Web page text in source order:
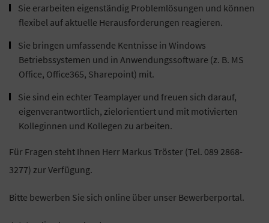
Sie erarbeiten eigenständig Problemlösungen und können
flexibel auf aktuelle Herausforderungen reagieren.
Sie bringen umfassende Kentnisse in Windows
Betriebssystemen und in Anwendungssoftware (z. B. MS
Office, Office365, Sharepoint) mit.
Sie sind ein echter Teamplayer und freuen sich darauf,
eigenverantwortlich, zielorientiert und mit motivierten
Kolleginnen und Kollegen zu arbeiten.
Für Fragen steht Ihnen Herr Markus Tröster (Tel. 089 2868-
3277) zur Verfügung.
Bitte bewerben Sie sich online über unser Bewerberportal.